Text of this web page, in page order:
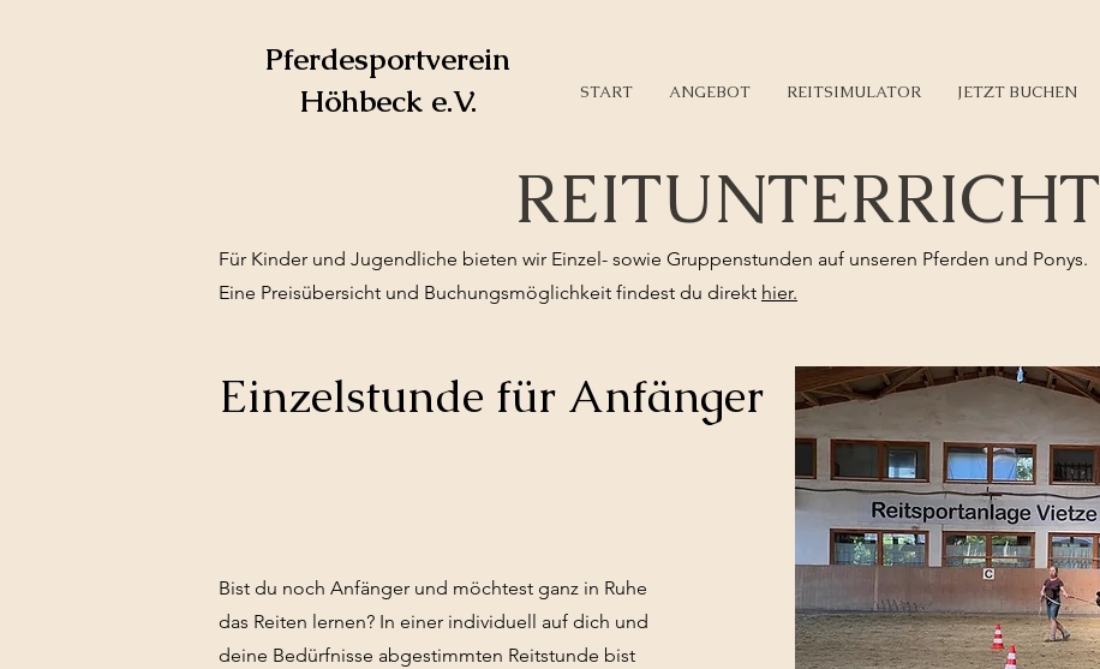
Pferdesportverein
Höhbeck e.V.
START ANGEBOT REITSIMULATOR JETZT BUCHEN
REITUNTERRICHT
Für Kinder und Jugendliche bieten wir Einzel- sowie Gruppenstunden auf unseren Pferden und Ponys.
Eine Preisübersicht und Buchungsmöglichkeit findest du direkt hier.
Einzelstunde für Anfänger
Bist du noch Anfänger und möchtest ganz in Ruhe
das Reiten lernen? In einer individuell auf dich und
deine Bedürfnisse abgestimmten Reitstunde bist